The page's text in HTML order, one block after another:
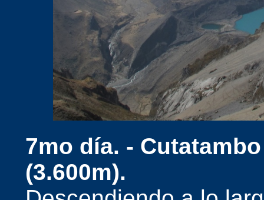
7mo día. -
(3.600m).